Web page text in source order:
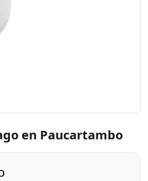
en Paucartambo